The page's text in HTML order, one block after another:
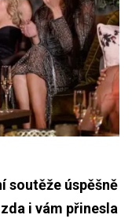
soutěže úspěšně
i vám přinesla